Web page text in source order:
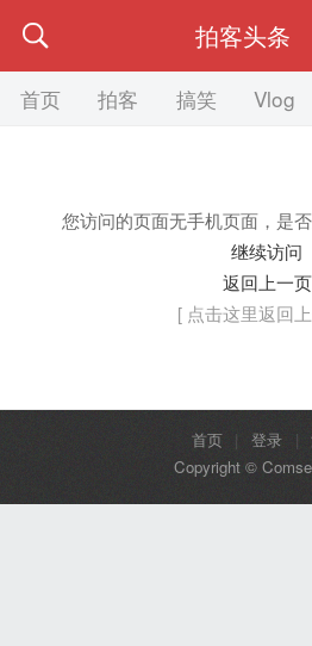
拍客头条
首页 拍客 搞笑 Vlog
您访问的页面无手机页面，是
继续访问
返回上一页
[ 点击这里返回
首页 | 登录 |
Copyright ©